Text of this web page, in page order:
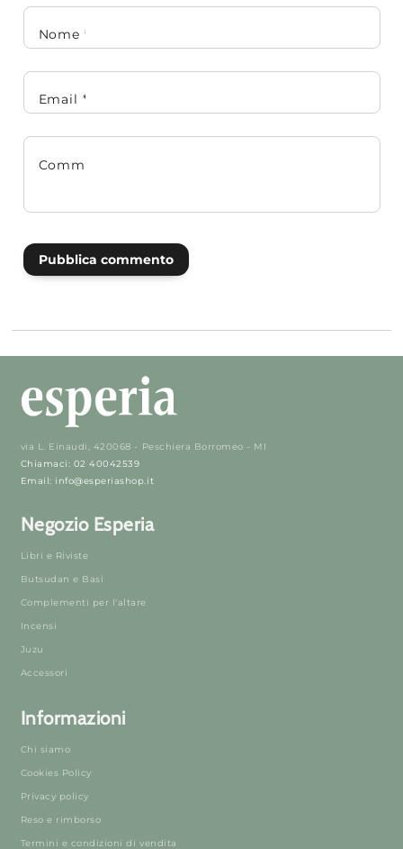
Nome *
Email *
Commento
via L. Einaudi, 420068 - Peschiera Borromeo - MI
Chiamaci: 02 40042539
Email: info@esperiashop.it
Negozio Esperia
Libri e Riviste
Butsudan e Basi
Complementi per l'altare
Incensi
Juzu
Accessori
Informazioni
Chi siamo
Cookies Policy
Privacy policy
Reso e rimborso
Termini e condizioni di vendita